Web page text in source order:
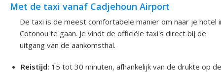
Met de taxi vanaf Cadjehoun Airport
De taxi is de meest comfortabele manier om naar je hotel
Cotonou te gaan. Je vindt de officiële taxi's direct bij de
uitgang van de aankomsthal.
Reistijd: 15 tot 30 minuten, afhankelijk van de drukte op